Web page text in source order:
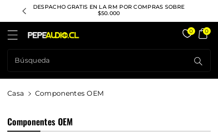
DESPACHO GRATIS EN LA RM POR COMPRAS SOBRE
$50.000
Búsqueda
0 0
Casa Componentes OEM
C
O
Componentes OEM